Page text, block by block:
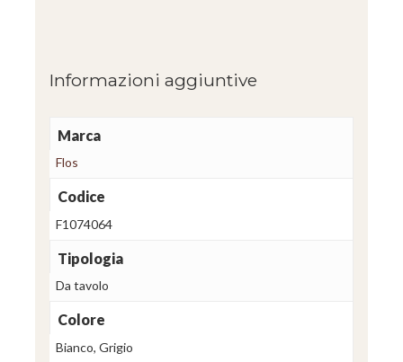
Informazioni aggiuntive
Marca
Flos
Codice
F1074064
Tipologia
Da tavolo
Colore
Bianco, Grigio